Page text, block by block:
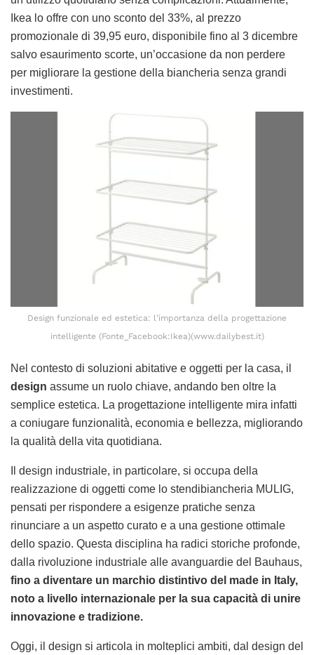
Ikea lo offre con uno sconto del 33%, al prezzo
promozionale di 39,95 euro, disponibile fino al 3 dicembre
salvo esaurimento scorte, un’occasione da non perdere
per migliorare la gestione della biancheria senza grandi
investimenti.
Design funzionale ed estetica: l’importanza della progettazione
intelligente (Fonte_Facebook:Ikea)(www.dailybest.it)
Nel contesto di soluzioni abitative e oggetti per la casa, il
design assume un ruolo chiave, andando ben oltre la
semplice estetica. La progettazione intelligente mira infatti
a coniugare funzionalità, economia e bellezza, migliorando
la qualità della vita quotidiana.
Il design industriale, in particolare, si occupa della
realizzazione di oggetti come lo stendibiancheria MULIG,
pensati per rispondere a esigenze pratiche senza
rinunciare a un aspetto curato e a una gestione ottimale
dello spazio. Questa disciplina ha radici storiche profonde,
dalla rivoluzione industriale alle avanguardie del Bauhaus,
fino a diventare un marchio distintivo del made in Italy,
noto a livello internazionale per la sua capacità di unire
innovazione e tradizione.
Oggi, il design si articola in molteplici ambiti, dal design del